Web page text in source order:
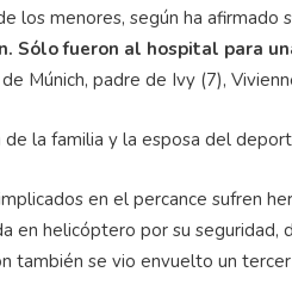
los menores, según ha
Sólo fueron al hospital para
Múnich, padre de Ivy (7),
de la familia y la esposa del
en el percance sufren
en helicóptero por su seguridad,
también se vio envuelto un